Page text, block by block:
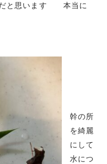
だと思います 本当に
幹の所
を綺麗
にして
水につ